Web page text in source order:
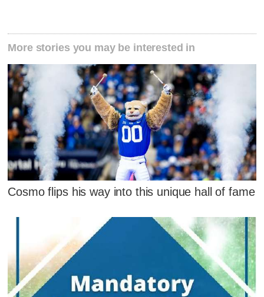
More stories you may be interested in
Cosmo flips his way into this unique hall of fame